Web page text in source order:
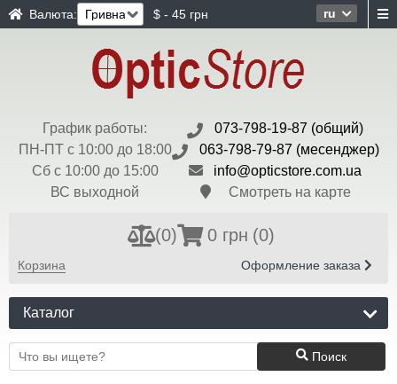
ru
Валюта: $ - 45 грн
График работы:
ПН-ПТ с 10:00 до 18:00
Сб с 10:00 до 15:00
ВС выходной
073-798-19-87 (общий)
063-798-79-87 (месенджер)
info@opticstore.com.ua
Смотреть на карте
(0) 0 грн (0)
Корзина Оформление заказа
Каталог
Поиск